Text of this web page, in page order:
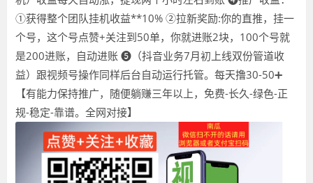
①获得整个团队挂机收益**10% ②拉新奖励:你的直推，挂一
个号，这个号点赞+关注到50单，你就进账2块，100个号就
是200进账，自动进账 ❺（抖音业务7月初上线双份管道收
益）跟视频号操作同样后台自动运行托管。每天撸30-50➕
【有能力保持推广，随便躺赚三年以上，免费-长久-绿色-正
规-稳定-靠谱。全网对接】